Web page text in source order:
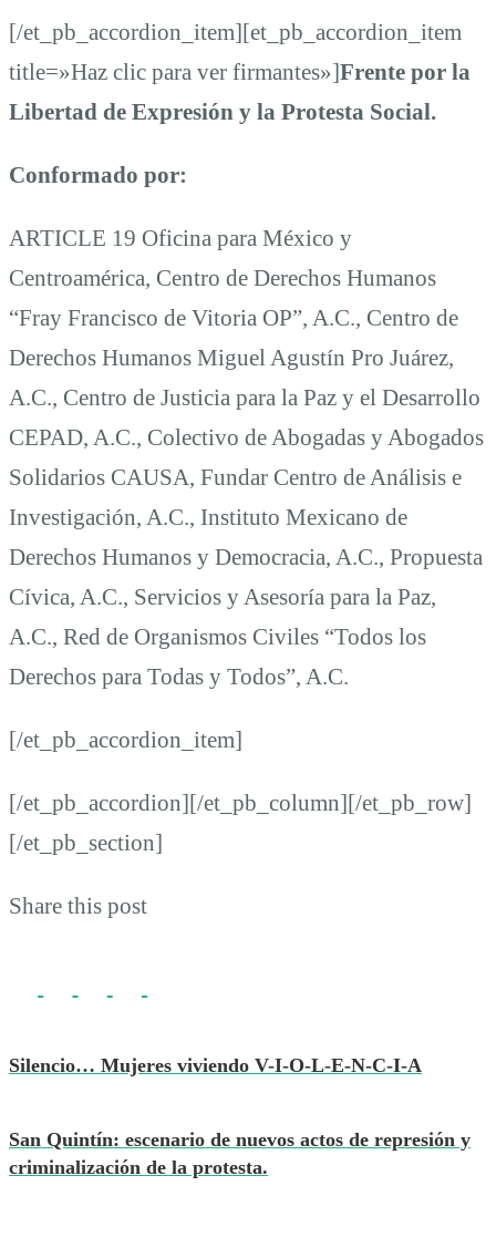
[/et_pb_accordion_item][et_pb_accordion_item
title=»Haz clic para ver firmantes»]Frente por la
Libertad de Expresión y la Protesta Social.
Conformado por:
ARTICLE 19 Oficina para México y
Centroamérica, Centro de Derechos Humanos
“Fray Francisco de Vitoria OP”, A.C., Centro de
Derechos Humanos Miguel Agustín Pro Juárez,
A.C., Centro de Justicia para la Paz y el Desarrollo
CEPAD, A.C., Colectivo de Abogadas y Abogados
Solidarios CAUSA, Fundar Centro de Análisis e
Investigación, A.C., Instituto Mexicano de
Derechos Humanos y Democracia, A.C., Propuesta
Cívica, A.C., Servicios y Asesoría para la Paz,
A.C., Red de Organismos Civiles “Todos los
Derechos para Todas y Todos”, A.C.
[/et_pb_accordion_item]
[/et_pb_accordion][/et_pb_column][/et_pb_row]
[/et_pb_section]
Share this post
Silencio… Mujeres viviendo V-I-O-L-E-N-C-I-A
San Quintín: escenario de nuevos actos de represión y
criminalización de la protesta.